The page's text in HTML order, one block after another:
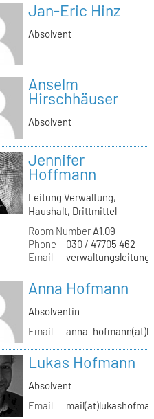
Jan-Eric Hinz
Absolvent
Anselm
Hirschhäuser
Absolvent
Jennifer
Hoffmann
Leitung Verwaltung,
Haushalt, Drittmittel
Room NumberA1.09
Phone
030 / 47705 462
Email
Anna Hofmann
Absolventin
Email
Lukas Hofmann
Absolvent
Email